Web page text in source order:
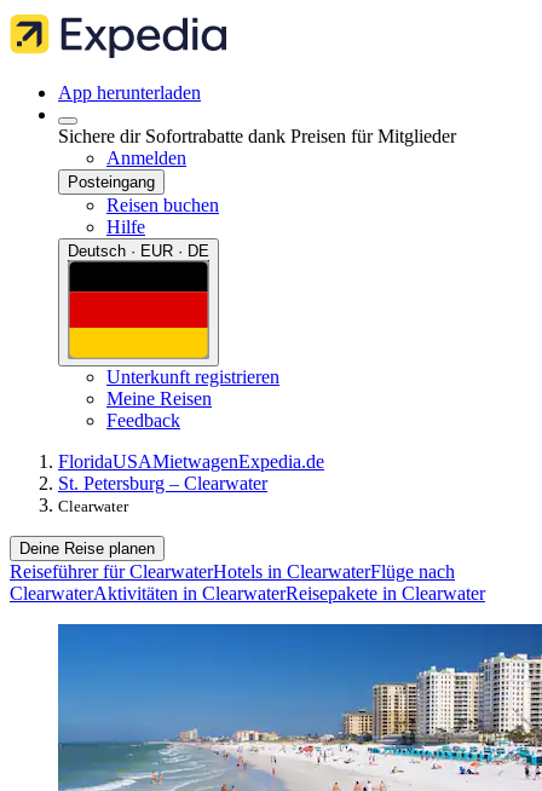
App herunterladen
Sichere dir Sofortrabatte dank Preisen für Mitglieder
Anmelden
Posteingang
Reisen buchen
Hilfe
Deutsch · EUR · DE
Unterkunft registrieren
Meine Reisen
Feedback
FloridaUSAMietwagenExpedia.de
St. Petersburg – Clearwater
Clearwater
Deine Reise planen
Reiseführer für ClearwaterHotels in ClearwaterFlüge nach
ClearwaterAktivitäten in ClearwaterReisepakete in Clearwater